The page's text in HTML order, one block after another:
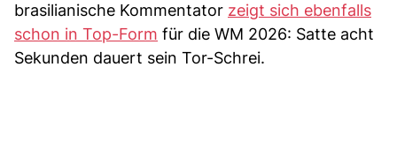
brasilianische Kommentator zeigt sich ebenfalls
schon in Top-Form für die WM 2026: Satte acht
Sekunden dauert sein Tor-Schrei.